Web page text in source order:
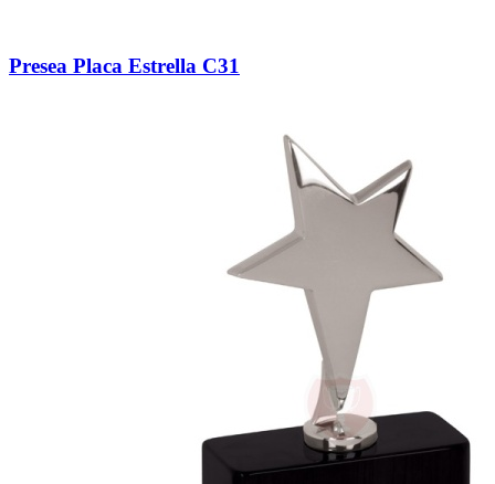
Presea Placa Estrella C31